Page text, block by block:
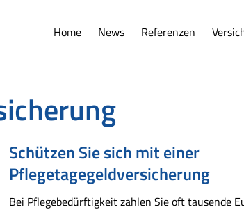
Home News Referenzen
Schützen Sie sich mit einer
Pflegetagegeldversicherung
Bei Pflegebedürftigkeit zahlen Sie oft tausende